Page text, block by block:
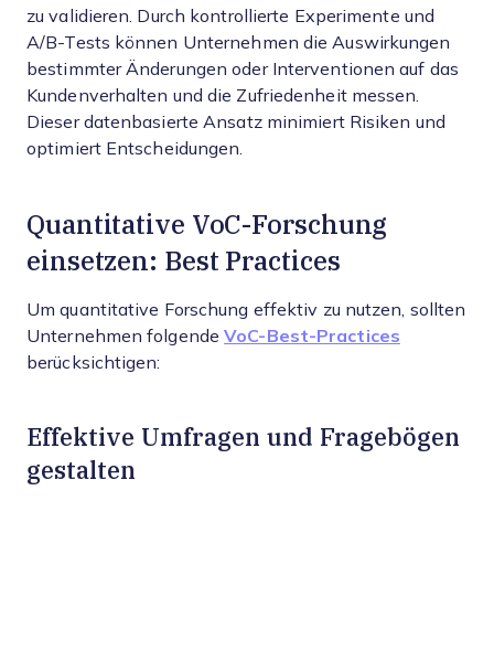
zu validieren. Durch kontrollierte Experimente und
A/B-Tests können Unternehmen die Auswirkungen
bestimmter Änderungen oder Interventionen auf das
Kundenverhalten und die Zufriedenheit messen.
Dieser datenbasierte Ansatz minimiert Risiken und
optimiert Entscheidungen.
Quantitative VoC-Forschung
einsetzen: Best Practices
Um quantitative Forschung effektiv zu nutzen, sollten
Unternehmen folgendeVoC-Best-Practices
berücksichtigen:
Effektive Umfragen und Fragebögen
gestalten